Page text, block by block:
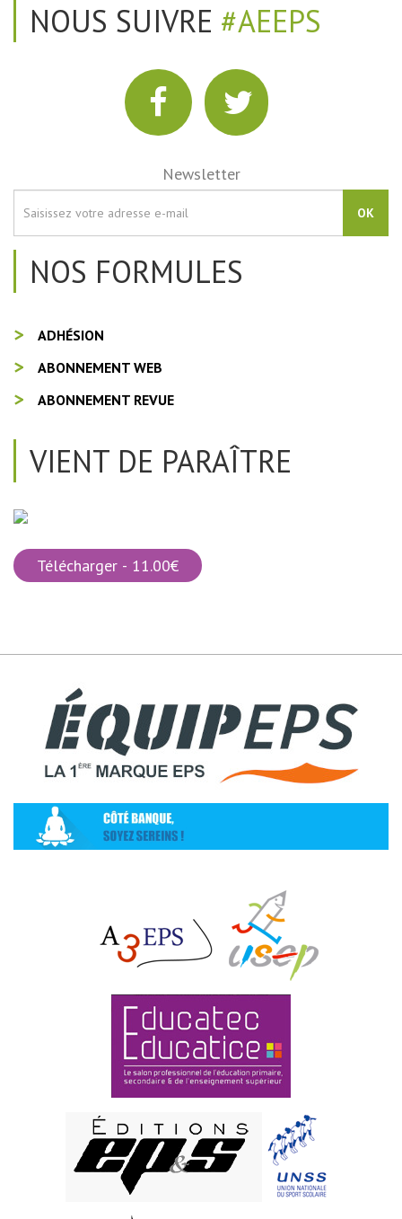
NOUS SUIVRE #AEEPS
Newsletter
OK
NOS FORMULES
ADHÉSION
ABONNEMENT WEB
ABONNEMENT REVUE
VIENT DE PARAÎTRE
Télécharger - 11.00€